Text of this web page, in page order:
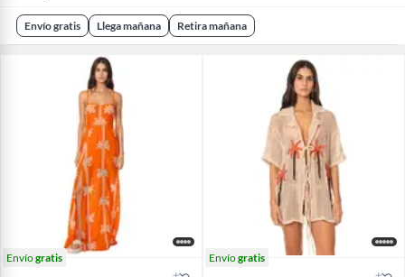
Envío gratis Llega mañana Retira mañana
Envíogratis Envíogratis